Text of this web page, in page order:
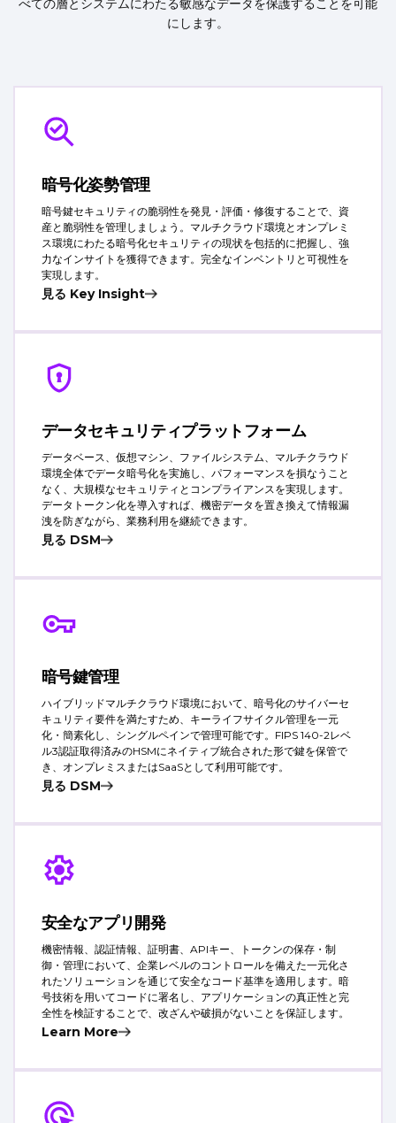
べての層と システムにわたる敏感なデータを保護するこ と を可 能
に し ます。
暗号化姿勢管理
暗号鍵セキュリティの脆弱性を発見・評価・修復することで、資
産と脆弱性を管理しましょう。マルチクラウド環境とオンプレミ
ス環境にわたる暗号化セキュリティの現状を包括的に把握し、強
力なインサイトを獲得できます。完全なインベントリと可視性を
実現します。
見る Key Insight
データセキュリティプラットフォーム
データベース、仮想マシン、ファイルシステム、マルチクラウド
環境全体でデータ暗号化を実施し、パフォーマンスを損なうこと
なく、大規模なセキュリティとコンプライアンスを実現します。
データトークン化を導入すれば、機密データを置き換えて情報漏
洩を防ぎながら、業務利用を継続できます。
見る DSM
暗号鍵管理
ハイブリッドマルチクラウド環境において、暗号化のサイバーセ
キュリティ要件を満たすため、キーライフサイクル管理を一元
化・簡素化し、シングルペインで管理可能です。FIPS 140-2レベ
ル3認証取得済みのHSMにネイティブ統合された形で鍵を保管で
き、オンプレミスまたはSaaSとして利用可能です。
見る DSM
安全なアプリ開発
機密情報、認証情報、証明書、APIキー、トークンの保存・制
御・管理において、企業レベルのコントロールを備えた一元化さ
れたソリューションを通じて安全なコード基準を適用します。暗
号技術を用いてコードに署名し、アプリケーションの真正性と完
全性を検証することで、改ざんや破損がないことを保証します。
Learn More